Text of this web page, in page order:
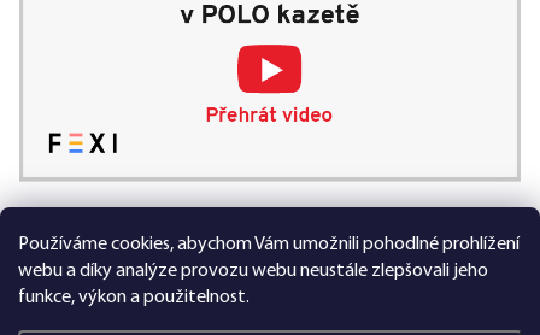
Používáme cookies, abychom Vám umožnili pohodlné prohlížení
webu a díky analýze provozu webu neustále zlepšovali jeho
funkce, výkon a použitelnost.
99 % spokojených zákazníků